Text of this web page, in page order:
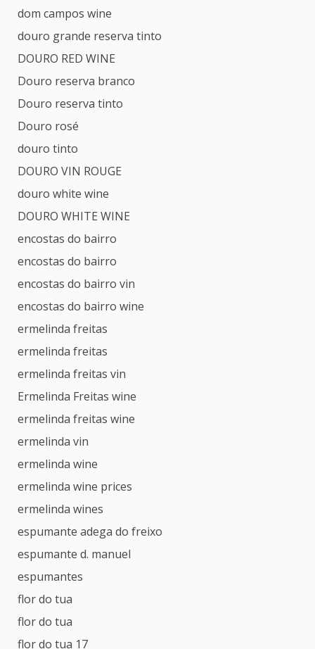
dom campos wine
douro grande reserva tinto
DOURO RED WINE
Douro reserva branco
Douro reserva tinto
Douro rosé
douro tinto
DOURO VIN ROUGE
douro white wine
DOURO WHITE WINE
encostas do bairro
encostas do bairro
encostas do bairro vin
encostas do bairro wine
ermelinda freitas
ermelinda freitas
ermelinda freitas vin
Ermelinda Freitas wine
ermelinda freitas wine
ermelinda vin
ermelinda wine
ermelinda wine prices
ermelinda wines
espumante adega do freixo
espumante d. manuel
espumantes
flor do tua
flor do tua
flor do tua 17